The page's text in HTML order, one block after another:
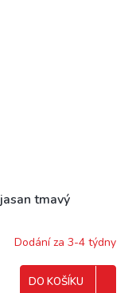
tmavý
Dodání za 3-4 týdny
DO KOŠÍKU